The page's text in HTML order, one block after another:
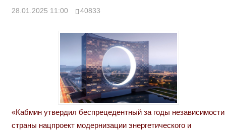
28.01.2025 11:00 40833
«Кабмин утвердил беспрецедентный за годы независимости
страны нацпроект модернизации энергетического и